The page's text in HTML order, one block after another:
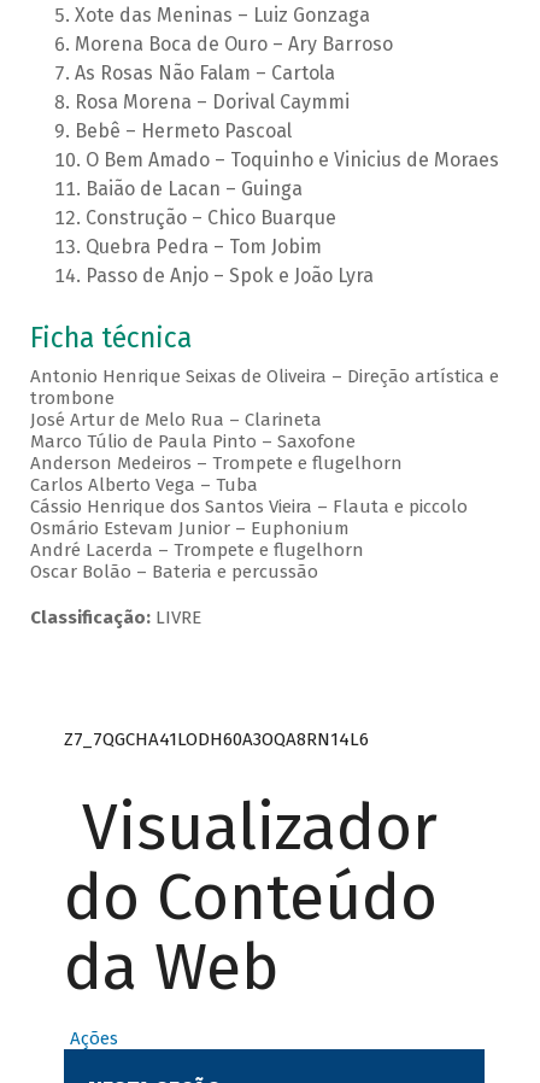
Xote das Meninas – Luiz Gonzaga
Morena Boca de Ouro – Ary Barroso
As Rosas Não Falam – Cartola
Rosa Morena – Dorival Caymmi
Bebê – Hermeto Pascoal
O Bem Amado – Toquinho e Vinicius de Moraes
Baião de Lacan – Guinga
Construção – Chico Buarque
Quebra Pedra – Tom Jobim
Passo de Anjo – Spok e João Lyra
Ficha técnica
Antonio Henrique Seixas de Oliveira – Direção artística e
trombone
José Artur de Melo Rua – Clarineta
Marco Túlio de Paula Pinto – Saxofone
Anderson Medeiros – Trompete e flugelhorn
Carlos Alberto Vega – Tuba
Cássio Henrique dos Santos Vieira – Flauta e piccolo
Osmário Estevam Junior – Euphonium
André Lacerda – Trompete e flugelhorn
Oscar Bolão – Bateria e percussão
Classificação:LIVRE
Z7_7QGCHA41LODH60A3OQA8RN14L6
Visualizador
do Conteúdo
da Web
Ações